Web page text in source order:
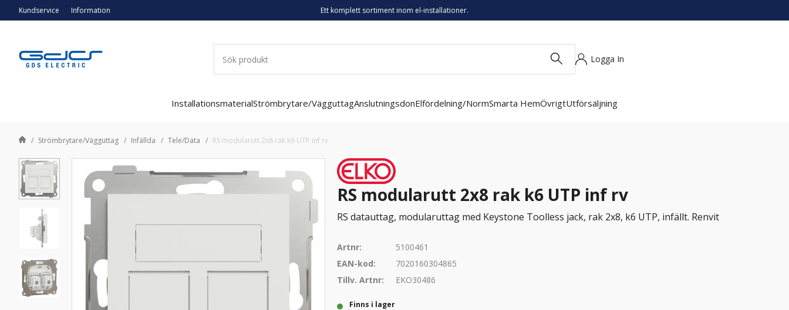
Kundservice Information Ett komplett sortiment inom el-installationer.
Logga In
InstallationsmaterialStrömbrytare/VägguttagAnslutningsdonElfördelning/NormSmarta HemÖvrigtUtförsäljning
Strömbrytare/Vägguttag Infällda Tele/Data RS modularutt 2x8 rak k6 UTP inf rv
RS modularutt 2x8 rak k6 UTP inf rv
RS datauttag, modularuttag med Keystone Toolless jack, rak 2x8, k6 UTP, infällt. Renvit
Artnr:
5100461
EAN-kod:
7020160304865
Tillv. Artnr:
EKO30486
Finns i lager